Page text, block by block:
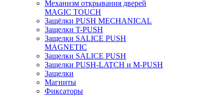
Механизм открывания дверей
MAGIC TOUCH
Защёлки PUSH MECHANICAL
Защелки T-PUSH
Защелки SALICE PUSH
MAGNETIC
Защелки SALICE PUSH
Защелки PUSH-LATCH и M-PUSH
Защелки
Магниты
Фиксаторы